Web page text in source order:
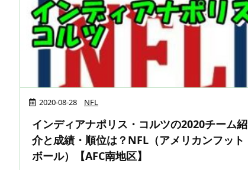
2020-08-28 NFL
インディアナポリス・コルツの2020チーム紹
介と成績・順位は？NFL（アメリカンフット
ボール）【AFC南地区】